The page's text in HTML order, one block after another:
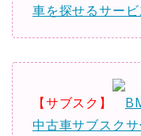
車を探せるサービ
【サブスク】
中古車サブスク